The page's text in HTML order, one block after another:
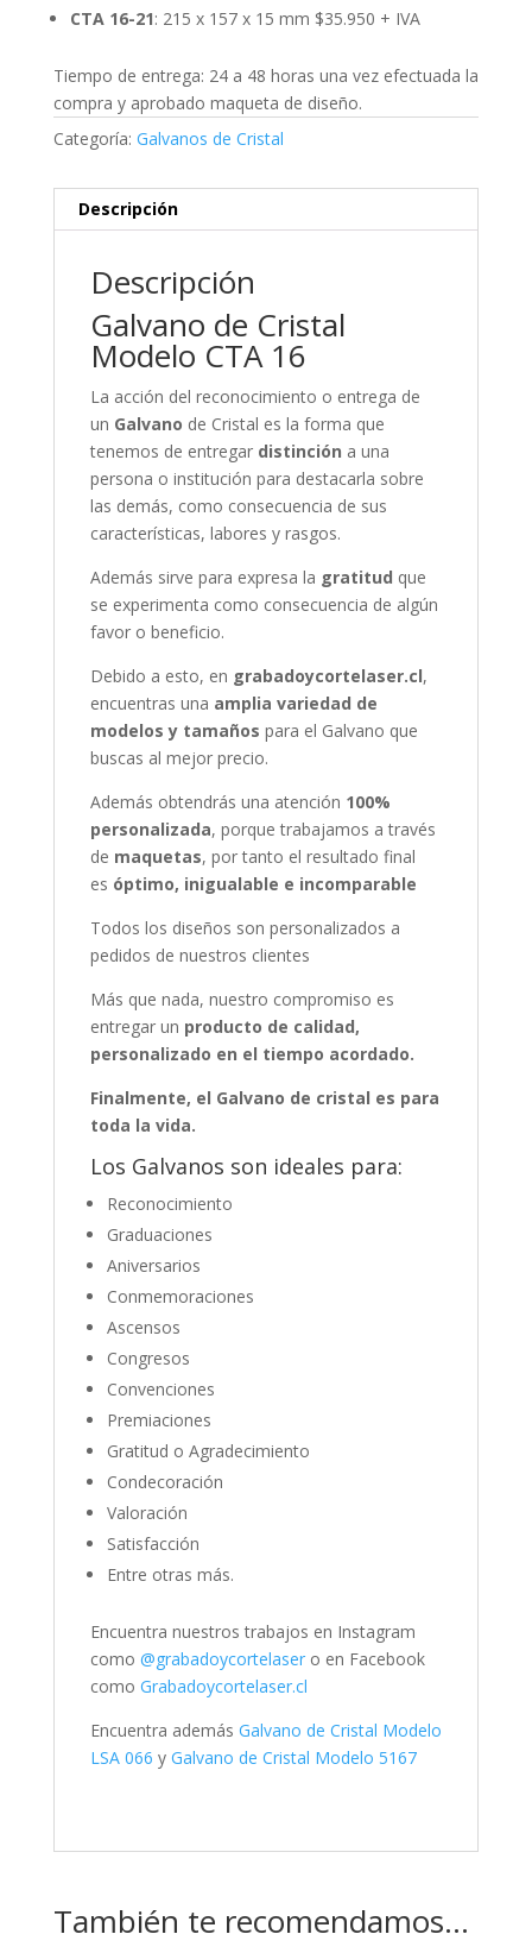
CTA 16-21: 215 x 157 x 15 mm $35.950 + IVA
Tiempo de entrega: 24 a 48 horas una vez efectuada la
compra y aprobado maqueta de diseño.
Categoría: Galvanos de Cristal
Descripción
Descripción
Galvano de Cristal
Modelo CTA 16
La acción del reconocimiento o entrega de
un Galvano de Cristal es la forma que
tenemos de entregar distinción a una
persona o institución para destacarla sobre
las demás, como consecuencia de sus
características, labores y rasgos.
Además sirve para expresa la gratitud que
se experimenta como consecuencia de algún
favor o beneficio.
Debido a esto, en grabadoycortelaser.cl,
encuentras una amplia variedad de
modelos y tamaños para el Galvano que
buscas al mejor precio.
Además obtendrás una atención 100%
personalizada, porque trabajamos a través
de maquetas, por tanto el resultado final
es óptimo, inigualable e incomparable
Todos los diseños son personalizados a
pedidos de nuestros clientes
Más que nada, nuestro compromiso es
entregar un producto de calidad,
personalizado en el tiempo acordado.
Finalmente, el Galvano de cristal es para
toda la vida.
Los Galvanos son ideales para:
Reconocimiento
Graduaciones
Aniversarios
Conmemoraciones
Ascensos
Congresos
Convenciones
Premiaciones
Gratitud o Agradecimiento
Condecoración
Valoración
Satisfacción
Entre otras más.
Encuentra nuestros trabajos en Instagram
como @grabadoycortelasero en Facebook
como Grabadoycortelaser.cl
Encuentra además Galvano de Cristal Modelo
LSA 066 y Galvano de Cristal Modelo 5167
También te recomendamos…